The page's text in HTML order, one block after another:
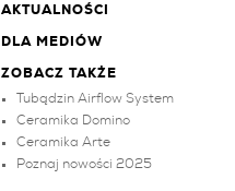
AKTUALNOŚCI
DLA MEDIÓW
ZOBACZ TAKŻE
Tubądzin Airflow System
Ceramika Domino
Ceramika Arte
Poznaj nowości 2025